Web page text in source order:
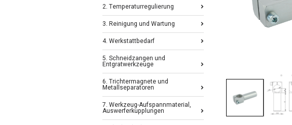
2. Temperaturregulierung
3. Reinigung und Wartung
4. Werkstattbedarf
5. Schneidzangen und
Entgratwerkzeuge
6. Trichtermagnete und
Metallseparatoren
7. Werkzeug-Aufspannmaterial,
Auswerferkupplungen